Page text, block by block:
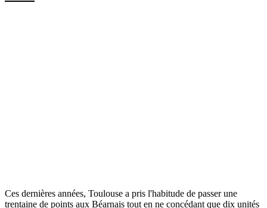
Ces dernières années, Toulouse a pris l'habitude de passer une
trentaine de points aux Béarnais tout en ne concédant que dix unités